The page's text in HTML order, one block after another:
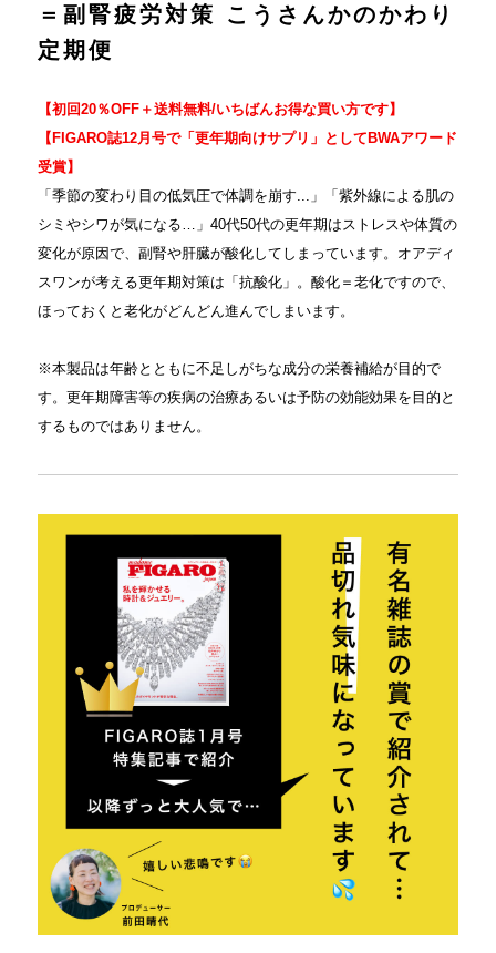
＝副腎疲労対策 こうさんかのかわり
定期便
【初回20％OFF＋送料無料/いちばんお得な買い方です】
【FIGARO誌12月号で「更年期向けサプリ」としてBWAアワード
受賞】
「季節の変わり目の低気圧で体調を崩す...」「紫外線による肌の
シミやシワが気になる…」40代50代の更年期はストレスや体質の
変化が原因で、副腎や肝臓が酸化してしまっています。オアディ
スワンが考える更年期対策は「抗酸化」。酸化＝老化ですので、
ほっておくと老化がどんどん進んでしまいます。
※本製品は年齢とともに不足しがちな成分の栄養補給が目的で
す。更年期障害等の疾病の治療あるいは予防の効能効果を目的と
するものではありません。